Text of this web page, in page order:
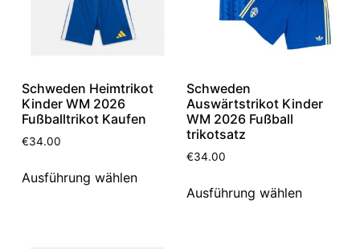
Schweden Heimtrikot
Kinder WM 2026
Fußballtrikot Kaufen
€34.00
Ausführung wählen
Schweden
Auswärtstrikot Kinder
WM 2026 Fußball
trikotsatz
€34.00
Ausführung wählen